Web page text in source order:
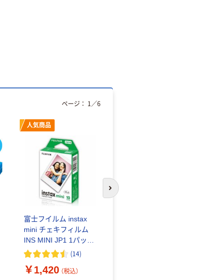
人気商品
富士フイルム instax
mini チェキフィルム
INS MINI JP1 1パック
（10枚入り）
(14)
￥1,420 （税込）
ページ： 1 ／6
次のスライドへ